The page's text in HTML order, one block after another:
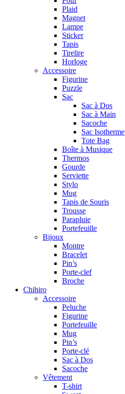
Plaid
Magnet
Lampe
Sticker
Tapis
Tirelire
Horloge
Accessoire
Figurine
Puzzle
Sac
Sac à Dos
Sac à Main
Sacoche
Sac Isotherme
Tote Bag
Boîte à Musique
Thermos
Gourde
Serviette
Stylo
Mug
Tapis de Souris
Trousse
Parapluie
Portefeuille
Bijoux
Montre
Bracelet
Pin’s
Porte-clef
Broche
Chihiro
Accessoire
Peluche
Figurine
Portefeuille
Mug
Pin’s
Porte-clé
Sac à Dos
Sacoche
Vêtement
T-shirt